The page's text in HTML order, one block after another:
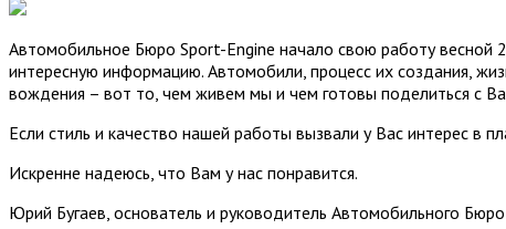
Автомобильное Бюро Sport-Engine начало свою работу весной
интересную информацию. Автомобили, процесс их создания,
вождения – вот то, чем живем мы и чем готовы поделиться с
Если стиль и качество нашей работы вызвали у Вас интерес в
Искренне надеюсь, что Вам у нас понравится.
Юрий Бугаев, основатель и руководитель Автомобильного